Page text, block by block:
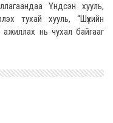
Үндсэн хууль,
тухай хууль, “Шүүхийн
нь чухал байгааг